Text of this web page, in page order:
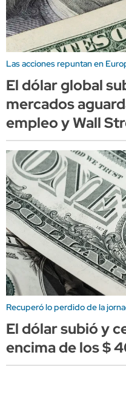
Las acciones repuntan en
El dólar global
mercados
empleo y Wall
Recuperó lo perdido de la
El dólar subió y
encima de los $